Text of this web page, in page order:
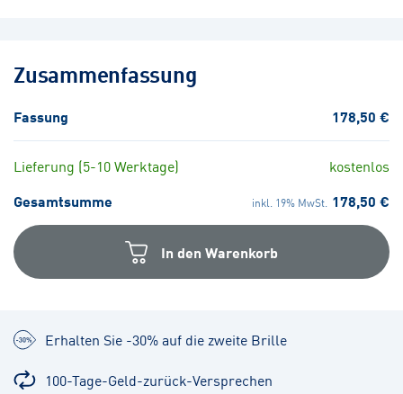
Zusammenfassung
Fassung 178,50 €
Lieferung (5-10 Werktage)
kostenlos
Gesamtsumme
inkl. 19% MwSt. 178,50 €
In den Warenkorb
Erhalten Sie -30% auf die zweite Brille
100-Tage-Geld-zurück-Versprechen